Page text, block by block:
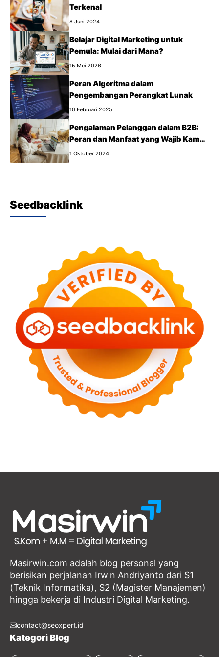
Terkenal
8 Juni 2024
Belajar Digital Marketing untuk
Pemula: Mulai dari Mana?
15 Mei 2026
Peran Algoritma dalam
Pengembangan Perangkat Lunak
10 Februari 2025
Pengalaman Pelanggan dalam B2B:
Peran dan Manfaat yang Wajib Kamu
Tahu
1 Oktober 2024
Seedbacklink
Masirwin.com adalah blog personal yang
berisikan perjalanan Irwin Andriyanto dari S1
(Teknik Informatika), S2 (Magister Manajemen)
hingga bekerja di Industri Digital Marketing.
contact@seoxpert.id
Kategori Blog